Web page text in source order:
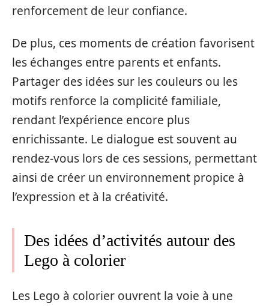
renforcement de leur confiance.
De plus, ces moments de création favorisent
les échanges entre parents et enfants.
Partager des idées sur les couleurs ou les
motifs renforce la complicité familiale,
rendant l’expérience encore plus
enrichissante. Le dialogue est souvent au
rendez-vous lors de ces sessions, permettant
ainsi de créer un environnement propice à
l’expression et à la créativité.
Des idées d’activités autour des
Lego à colorier
Les Lego à colorier ouvrent la voie à une